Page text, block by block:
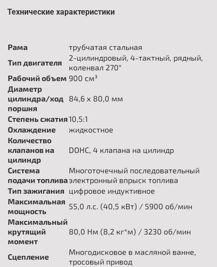
Технические характеристики
Рама
трубчатая стальная
Тип двигателя
2-цилиндровый, 4-тактный, рядный,
коленвал 270°
Рабочий объем 900 см³
Диаметр
цилиндра/ход
поршня
84,6 х 80,0 мм
Степень сжатия10,5:1
Охлаждение
жидкостное
Количество
клапанов на
цилиндр
DOHC, 4 клапана на цилиндр
Система
подачи топлива
Многоточечный последовательный
электронный впрыск топлива
Тип зажигания цифровое индуктивное
Максимальная
мощность
55,0 л.с. (40,5 кВт) / 5900 об/мин
Максимальный
крутящий
момент
80,0 Нм (8,2 кг*м) / 3230 об/мин
Сцепление
Многодисковое в масляной ванне,
тросовый привод